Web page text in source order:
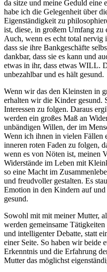
da sitze und meine Geduld eine
habe ich die Gelegenheit über
Eigenständigkeit zu
ist, diese, in großem Umfang zu
Auch, wenn es echt total nervig
dass sie ihre Bankgeschäfte
dankbar, dass sie es kann und
etwas in ihr, dass etwas WILL.
unbezahlbar und es hält gesund.
Wenn wir das den Kleinsten in
erhalten wir die Kinder gesund.
Interessen zu folgen. Daraus
werden ein großes Maß an
unbändigen Willen, der im
Wenn ich ihnen in vielen Fällen
inneren roten Faden zu folgen,
wenn es von Nöten ist, meinen
Widerstände im Leben mit
so eine Macht im
und freudvoller gestalten. Es
Emotion in den Kindern auf
gesund.
Sowohl mit mit meiner Mutter,
werden gemeinsame
und intelligenter Debatte, statt
einer Seite. So haben wir beide
Erkenntnis und die Erfahrung
Mutter das möglichst